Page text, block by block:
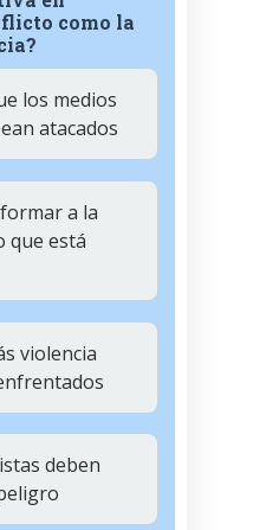
como la
los medios
atacados
a la
que está
violencia
deben